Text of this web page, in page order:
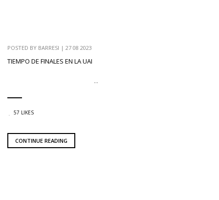
POSTED BY BARRESI | 27 08 2023
TIEMPO DE FINALES EN LA UAI
...
57 LIKES
CONTINUE READING